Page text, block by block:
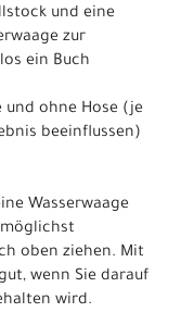
und eine
zur
ein Buch
und ohne Hose (je
beeinflussen)
Wasserwaage
oben ziehen. Mit
wenn Sie darauf
wird.